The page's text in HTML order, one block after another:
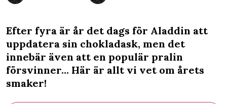
Efter fyra är år det dags för Aladdin att
uppdatera sin chokladask, men det
innebär även att en populär pralin
försvinner... Här är allt vi vet om årets
smaker!